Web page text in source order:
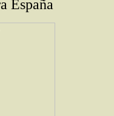
España